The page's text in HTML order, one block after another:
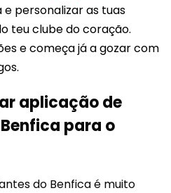
e personalizar as tuas
teu clube do coração.
e começa já a gozar com
aplicação de
para o
do Benfica é muito